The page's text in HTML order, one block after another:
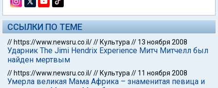
ССЫЛКИ ПО ТЕМЕ
// https://www.newsru.co.il/// Культура // 13 ноября 2008
Ударник The Jimi Hendrix Experience Митч Митчелл был
найден мертвым
// https://www.newsru.co.il/// Культура // 11 ноября 2008
Умерла великая Мама Африка – знаменитая певица и